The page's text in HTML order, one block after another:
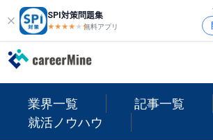
SPI対策問題集
★★★★ ★★
無料アプリ
業界一覧
記事一覧
就活ノウハウ